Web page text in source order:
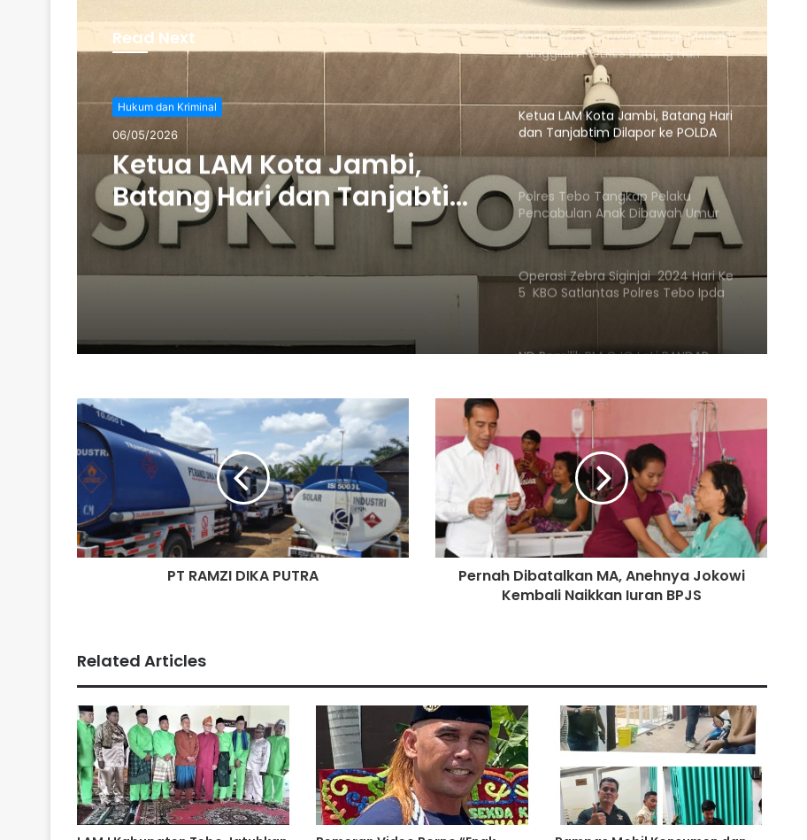
Read Next
Hukum dan Kriminal
06/05/2026
Ketua LAM Kota Jambi,
Batang Hari dan Tanjabtim
Dilapor ke POLDA jambi
Kades Kaos, Suyono & Legi, Mangkir
Panggilan POLRES Batang Hari
Ketua LAM Kota Jambi, Batang Hari
dan Tanjabtim Dilapor ke POLDA
Polres Tebo Tangkap Pelaku
Pencabulan Anak Dibawah Umur
Operasi Zebra Siginjai 2024 Hari Ke
5 KBO Satlantas Polres Tebo Ipda
ND Pemilik RM OJO LaLi BANDAR
Wartawan Lapor balik Fadil Arief Ke
Polres Batanghari
Fadhil Arief Laporkan Wartawan Ke
Polda Jambi
Gerak Cepat Satreskrim Polres
(TJBS) Kabupaten Tebo panjatkan
do’a untuk pasangan Agus
Rubiyanto dan Nazar Efendi pimpin
Ada Galian C Berizin, Mengapa
Proyek Jalan Provinsi di Tebo
Diduga Gunakan Material Ilegal?
PT RAMZI DIKA PUTRA
Pernah Dibatalkan MA, Anehnya Jokowi
Kembali Naikkan Iuran BPJS
Related Articles